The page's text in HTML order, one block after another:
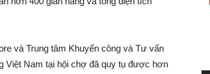
và Trung tâm Khuyến công và Tư vấn
Việt Nam tại hội chợ đã quy tụ được hơn